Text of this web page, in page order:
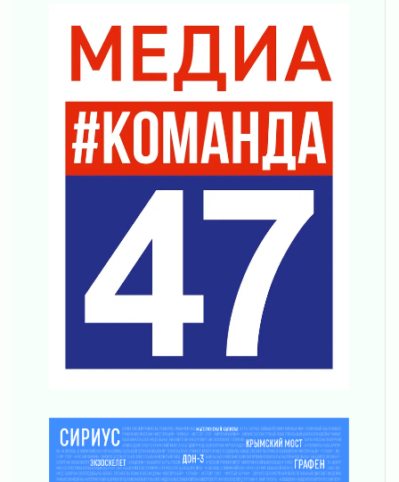
Часть медиков в Ленобласти сможет
рассчитывать на доплату от региона
03 августа 2026
За сутки в Ленинградской области
ликвидировали 10 пожаров
03 августа 2026
Клюква наливается, но в корзинку пока не
просится
Строительные компании Ленобласти
подняли зарплаты почти на 40% за год
03 августа 2026
Шесть новых жизней в честь дня рождения
03 августа 2026
Уроки безопасности для детей и взрослых
02 августа 2026
«Активное лето»
02 августа 2026